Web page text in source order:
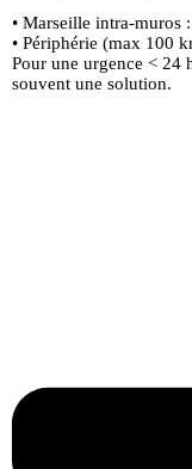
• Marseille intra-muros
• Périphérie (max 100
Pour une urgence < 24
souvent une solution.